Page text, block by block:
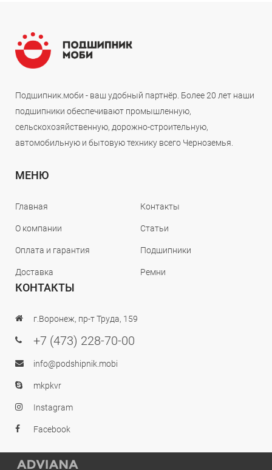
Подшипник.моби - ваш удобный партнёр. Более 20 лет наши
подшипники обеспечивают промышленную,
сельскохозяйственную, дорожно-строительную,
автомобильную и бытовую технику всего Черноземья.
МЕНЮ
Главная
О компании
Оплата и гарантия
Доставка
Контакты
Статьи
Подшипники
Ремни
КОНТАКТЫ
г.Воронеж, пр-т Труда, 159
+7 (473) 228-70-00
info@podshipnik.mobi
mkpkvr
Instagram
Facebook